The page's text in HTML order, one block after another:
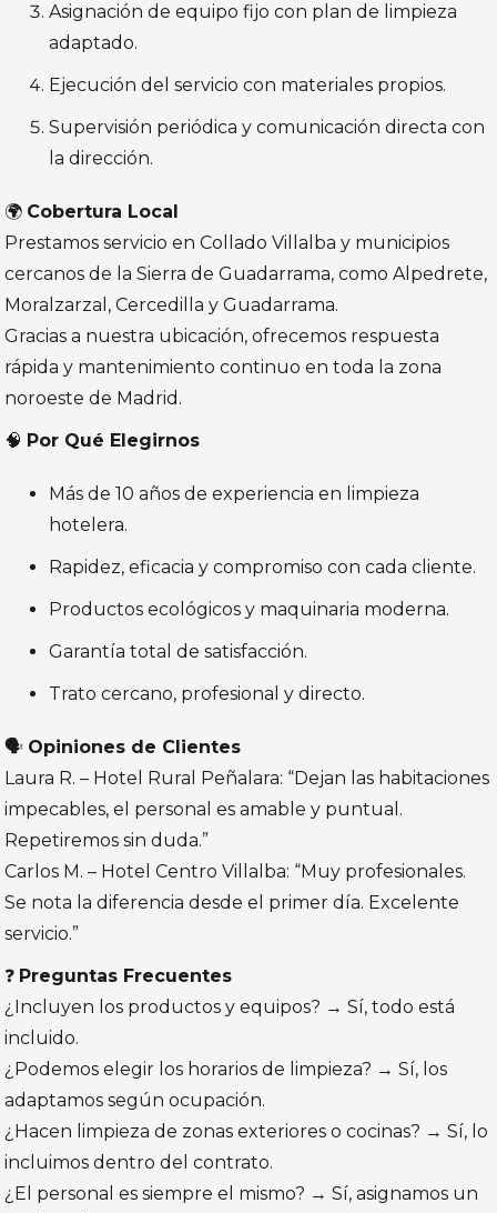
Asignación de equipo fijo con plan de limpieza
adaptado.
Ejecución del servicio con materiales propios.
Supervisión periódica y comunicación directa con
la dirección.
🌍 Cobertura Local
Prestamos servicio en Collado Villalba y municipios
cercanos de la Sierra de Guadarrama, como Alpedrete,
Moralzarzal, Cercedilla y Guadarrama.
Gracias a nuestra ubicación, ofrecemos respuesta
rápida y mantenimiento continuo en toda la zona
noroeste de Madrid.
🧠 Por Qué Elegirnos
Más de 10 años de experiencia en limpieza
hotelera.
Rapidez, eficacia y compromiso con cada cliente.
Productos ecológicos y maquinaria moderna.
Garantía total de satisfacción.
Trato cercano, profesional y directo.
🗣️ Opiniones de Clientes
Laura R. – Hotel Rural Peñalara: “Dejan las habitaciones
impecables, el personal es amable y puntual.
Repetiremos sin duda.”
Carlos M. – Hotel Centro Villalba: “Muy profesionales.
Se nota la diferencia desde el primer día. Excelente
servicio.”
❓ Preguntas Frecuentes
¿Incluyen los productos y equipos? → Sí, todo está
incluido.
¿Podemos elegir los horarios de limpieza? → Sí, los
adaptamos según ocupación.
¿Hacen limpieza de zonas exteriores o cocinas? → Sí, lo
incluimos dentro del contrato.
¿El personal es siempre el mismo? → Sí, asignamos un